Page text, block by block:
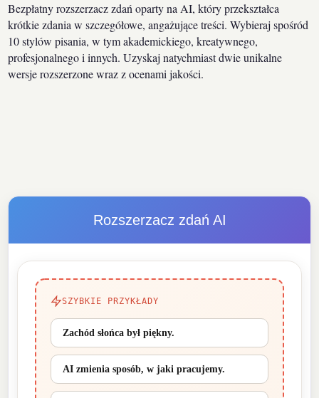
Bezpłatny rozszerzacz zdań oparty na AI, który przekształca
krótkie zdania w szczegółowe, angażujące treści. Wybieraj spośród
10 stylów pisania, w tym akademickiego, kreatywnego,
profesjonalnego i innych. Uzyskaj natychmiast dwie unikalne
wersje rozszerzone wraz z ocenami jakości.
Rozszerzacz zdań AI
SZYBKIE PRZYKŁADY
Zachód słońca był piękny.
AI zmienia sposób, w jaki pracujemy.